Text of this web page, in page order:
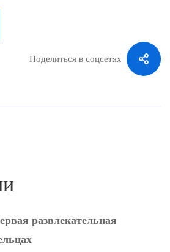
Поделиться в соцсетях
развлекательная